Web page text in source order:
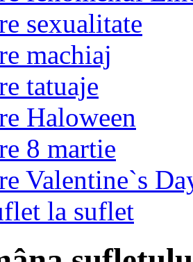
sexualitate
machiaj
tatuaje
Haloween
8 martie
Valentine`s
la suflet